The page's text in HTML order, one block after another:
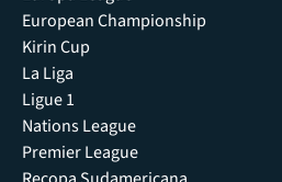
European Championship
Kirin Cup
La Liga
Ligue 1
Nations League
Premier League